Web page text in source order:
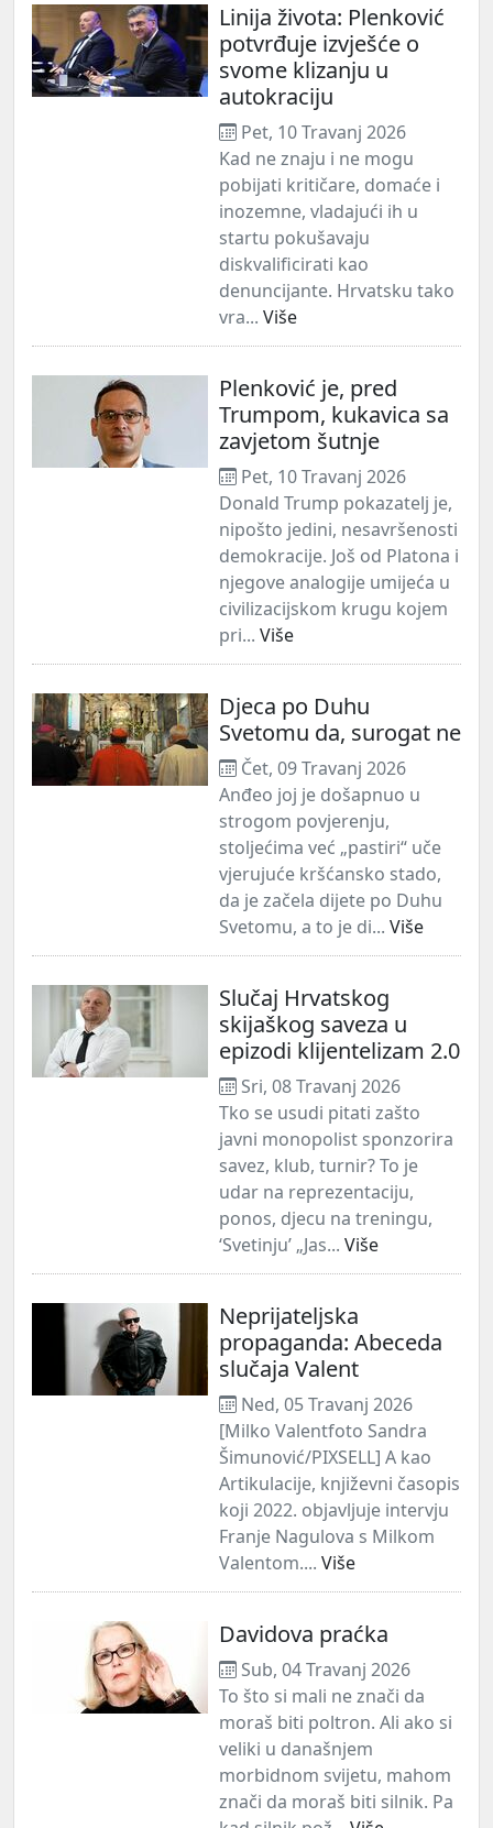
Linija života: Plenković
potvrđuje izvješće o
svome klizanju u
autokraciju
Pet, 10 Travanj 2026
Kad ne znaju i ne mogu
pobijati kritičare, domaće i
inozemne, vladajući ih u
startu pokušavaju
diskvalificirati kao
denuncijante. Hrvatsku tako
vra... Više
Plenković je, pred
Trumpom, kukavica sa
zavjetom šutnje
Pet, 10 Travanj 2026
Donald Trump pokazatelj je,
nipošto jedini, nesavršenosti
demokracije. Još od Platona i
njegove analogije umijeća u
civilizacijskom krugu kojem
pri... Više
Djeca po Duhu
Svetomu da, surogat ne
Čet, 09 Travanj 2026
Anđeo joj je došapnuo u
strogom povjerenju,
stoljećima već „pastiri“ uče
vjerujuće kršćansko stado,
da je začela dijete po Duhu
Svetomu, a to je di... Više
Slučaj Hrvatskog
skijaškog saveza u
epizodi klijentelizam 2.0
Sri, 08 Travanj 2026
Tko se usudi pitati zašto
javni monopolist sponzorira
savez, klub, turnir? To je
udar na reprezentaciju,
ponos, djecu na treningu,
‘Svetinju’ „Jas... Više
Neprijateljska
propaganda: Abeceda
slučaja Valent
Ned, 05 Travanj 2026
[Milko Valentfoto Sandra
Šimunović/PIXSELL] A kao
Artikulacije, književni časopis
koji 2022. objavljuje intervju
Franje Nagulova s Milkom
Valentom.... Više
Davidova praćka
Sub, 04 Travanj 2026
To što si mali ne znači da
moraš biti poltron. Ali ako si
veliki u današnjem
morbidnom svijetu, mahom
znači da moraš biti silnik. Pa